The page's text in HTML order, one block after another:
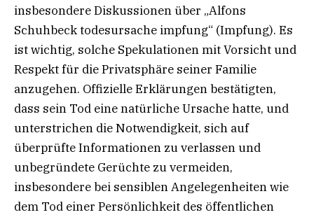
insbesondere Diskussionen über „Alfons
Schuhbeck todesursache impfung“ (Impfung). Es
ist wichtig, solche Spekulationen mit Vorsicht und
Respekt für die Privatsphäre seiner Familie
anzugehen. Offizielle Erklärungen bestätigten,
dass sein Tod eine natürliche Ursache hatte, und
unterstrichen die Notwendigkeit, sich auf
überprüfte Informationen zu verlassen und
unbegründete Gerüchte zu vermeiden,
insbesondere bei sensiblen Angelegenheiten wie
dem Tod einer Persönlichkeit des öffentlichen